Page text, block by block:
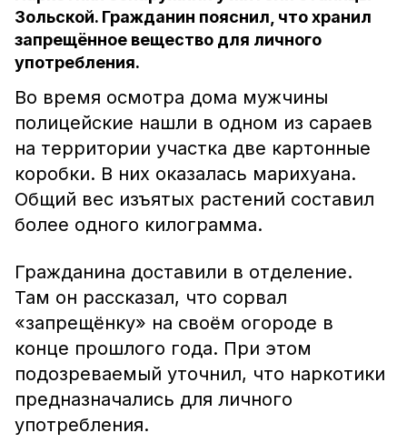
Зольской. Гражданин пояснил, что хранил
запрещённое вещество для личного
употребления.
Во время осмотра дома мужчины
полицейские нашли в одном из сараев
на территории участка две картонные
коробки. В них оказалась марихуана.
Общий вес изъятых растений составил
более одного килограмма.
Гражданина доставили в отделение.
Там он рассказал, что сорвал
«запрещёнку» на своём огороде в
конце прошлого года. При этом
подозреваемый уточнил, что наркотики
предназначались для личного
употребления.